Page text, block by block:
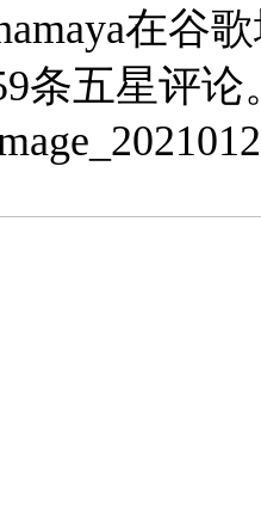
在谷
条五星评论